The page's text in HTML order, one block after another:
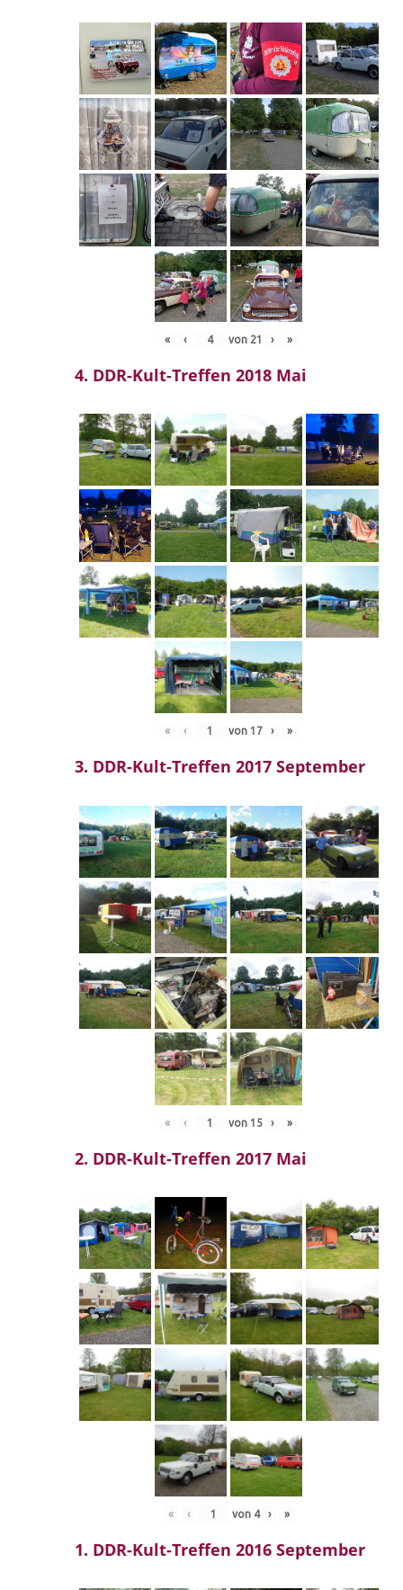
« ‹ von 21 › »
4. DDR-Kult-Treffen 2018 Mai
« ‹ von 17 › »
3. DDR-Kult-Treffen 2017 September
« ‹ von 15 › »
2. DDR-Kult-Treffen 2017 Mai
« ‹ von 4 › »
1. DDR-Kult-Treffen 2016 September